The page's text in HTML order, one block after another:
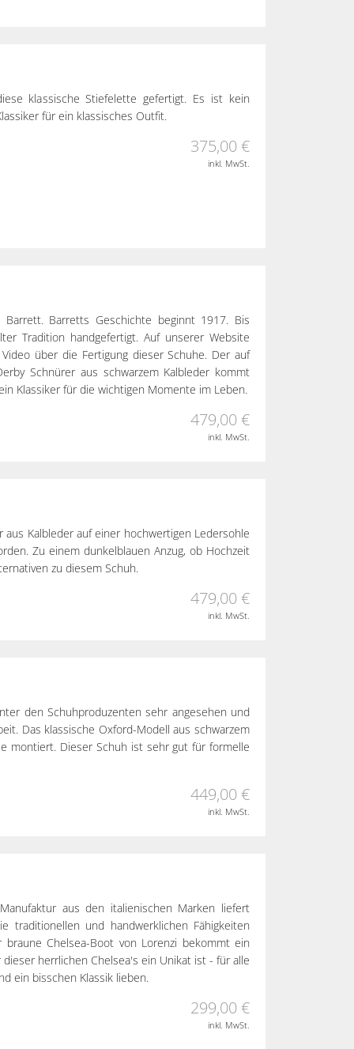
klassische Stiefelette gefertigt. Es ist kein
für ein klassisches Outfit.
375,00 €
inkl. MwSt.
Barretts Geschichte beginnt 1917. Bis
Tradition handgefertigt. Auf unserer Website
über die Fertigung dieser Schuhe. Der auf
Schnürer aus schwarzem Kalbleder kommt
Klassiker für die wichtigen Momente im Leben.
479,00 €
inkl. MwSt.
aus Kalbleder auf einer hochwertigen Ledersohle
Zu einem dunkelblauen Anzug, ob Hochzeit
zu diesem Schuh.
479,00 €
inkl. MwSt.
den Schuhproduzenten sehr angesehen und
Das klassische Oxford-Modell aus schwarzem
montiert. Dieser Schuh ist sehr gut für formelle
449,00 €
inkl. MwSt.
aus den italienischen Marken liefert
traditionellen und handwerklichen Fähigkeiten
Chelsea-Boot von Lorenzi bekommt ein
herrlichen Chelsea's ein Unikat ist - für alle
ein bisschen Klassik lieben.
299,00 €
inkl. MwSt.